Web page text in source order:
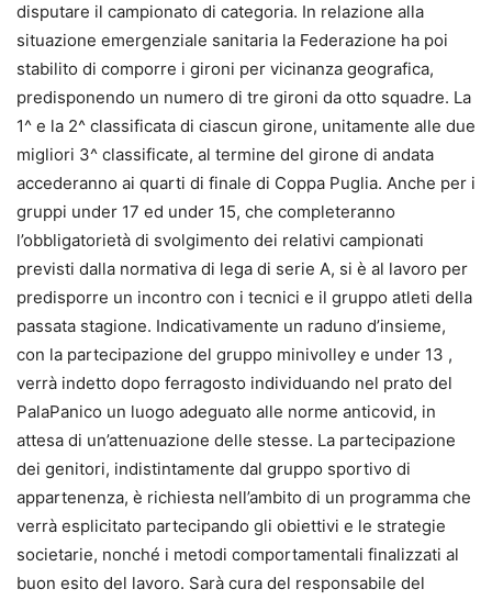
disputare il campionato di categoria. In relazione alla
situazione emergenziale sanitaria la Federazione ha poi
stabilito di comporre i gironi per vicinanza geografica,
predisponendo un numero di tre gironi da otto squadre. La
1^ e la 2^ classificata di ciascun girone, unitamente alle due
migliori 3^ classificate, al termine del girone di andata
accederanno ai quarti di finale di Coppa Puglia. Anche per i
gruppi under 17 ed under 15, che completeranno
l’obbligatorietà di svolgimento dei relativi campionati
previsti dalla normativa di lega di serie A, si è al lavoro per
predisporre un incontro con i tecnici e il gruppo atleti della
passata stagione. Indicativamente un raduno d’insieme,
con la partecipazione del gruppo minivolley e under 13 ,
verrà indetto dopo ferragosto individuando nel prato del
PalaPanico un luogo adeguato alle norme anticovid, in
attesa di un’attenuazione delle stesse. La partecipazione
dei genitori, indistintamente dal gruppo sportivo di
appartenenza, è richiesta nell’ambito di un programma che
verrà esplicitato partecipando gli obiettivi e le strategie
societarie, nonché i metodi comportamentali finalizzati al
buon esito del lavoro. Sarà cura del responsabile del